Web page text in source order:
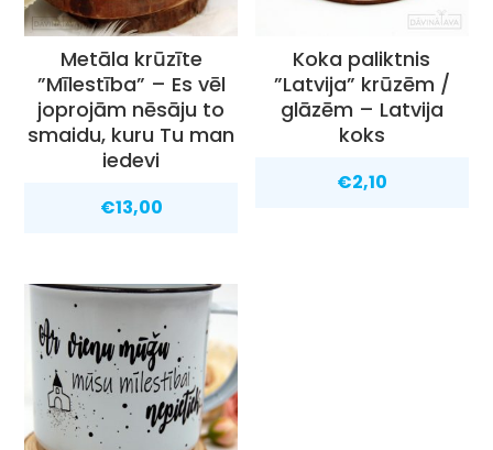
Metāla krūzīte
”Mīlestība” – Es vēl
joprojām nēsāju to
smaidu, kuru Tu man
iedevi
€13,00
Koka paliktnis
”Latvija” krūzēm /
glāzēm – Latvija
koks
€2,10